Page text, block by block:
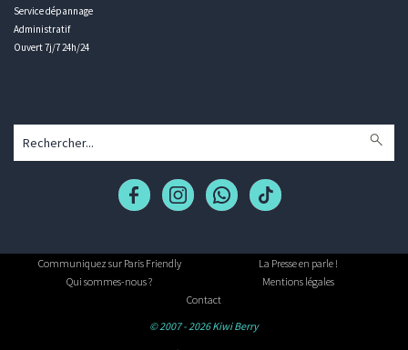
Service dépannage
Administratif
Ouvert 7j/7 24h/24
Communiquez sur Paris Friendly
La Presse en parle !
Qui sommes-nous ?
Mentions légales
Contact
© 2007 - 2026 Kiwi Berry